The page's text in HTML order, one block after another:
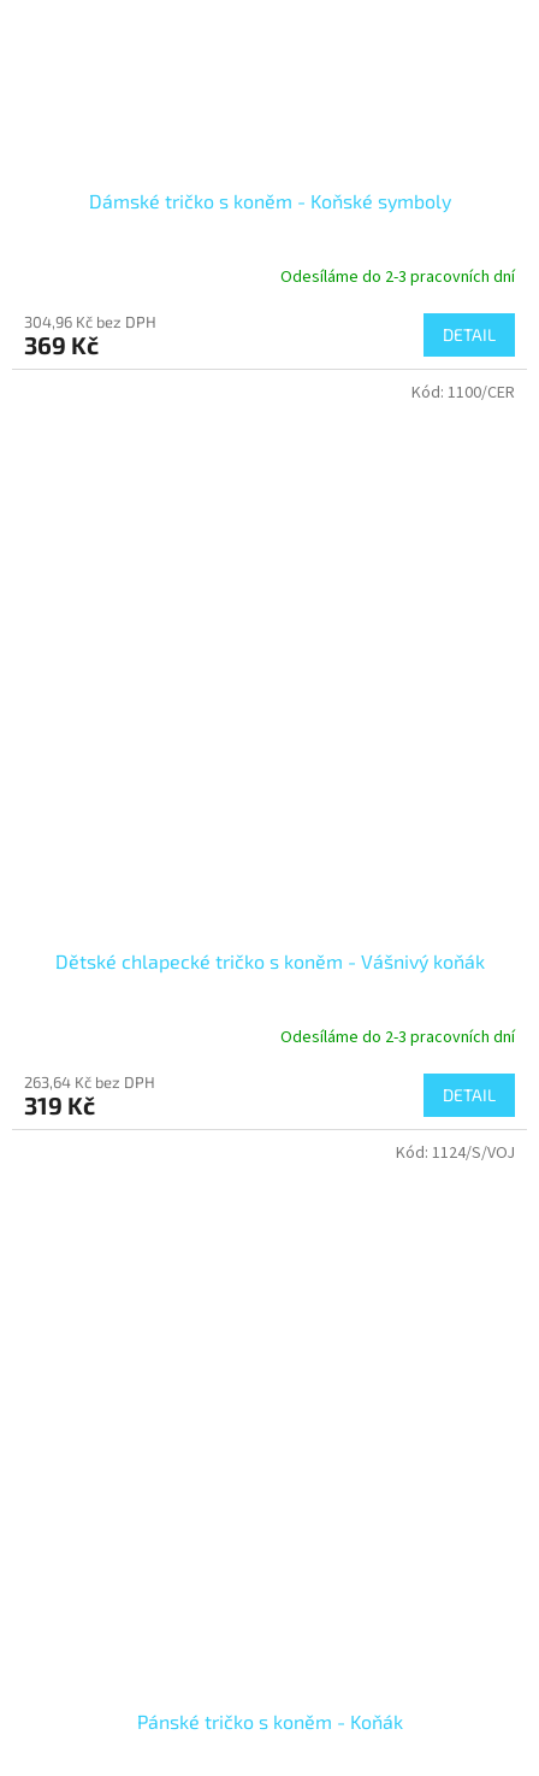
Dámské tričko s koněm - Koňské symboly
Odesíláme do 2-3 pracovních dní
304,96 Kč bez DPH
369 Kč DETAIL
Dětské chlapecké tričko s koněm - Vášnivý koňák
Odesíláme do 2-3 pracovních dní
263,64 Kč bez DPH
319 Kč DETAIL
Kód: 1100/CER
Pánské tričko s koněm - Koňák
Kód: 1124/S/VOJ